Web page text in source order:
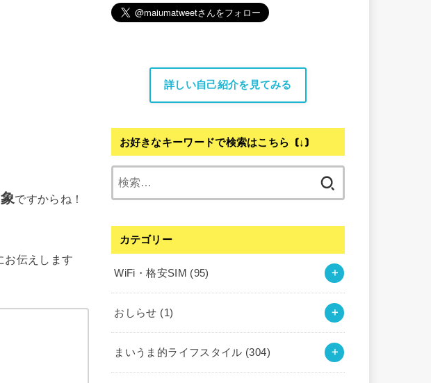
ですからね！
お伝えします
詳しい自己紹介を見てみる
お好きなキーワードで検索はこちら (↓)
カテゴリー
WiFi・格安SIM (95)
おしらせ (1)
まいうま的ライフスタイル (304)